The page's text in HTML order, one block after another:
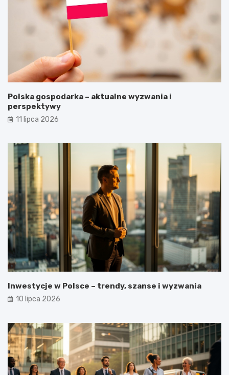
Polska gospodarka – aktualne wyzwania i
perspektywy
11 lipca 2026
Inwestycje w Polsce – trendy, szanse i wyzwania
10 lipca 2026